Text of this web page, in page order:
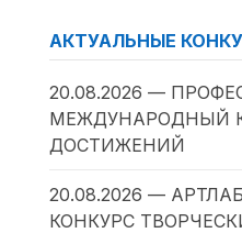
АКТУАЛЬНЫЕ
20.08.2026 —
МЕЖДУНАРОДНЫЙ
ДОСТИЖЕНИЙ
20.08.2026 —
КОНКУРС